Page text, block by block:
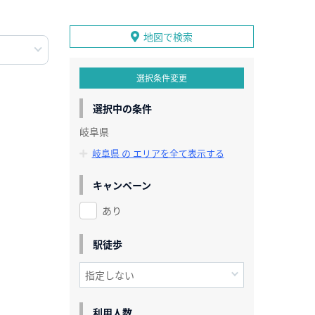
地図で検索
選択条件変更
選択中の条件
岐阜県
岐阜県 の エリアを全て表示する
キャンペーン
あり
駅徒歩
利用人数